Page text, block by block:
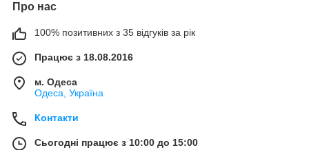
Про нас
100% позитивних з 35 відгуків за рік
Працює з 18.08.2016
м. Одеса
Одеса, Україна
Контакти
Сьогодні працює з 10:00 до 15:00